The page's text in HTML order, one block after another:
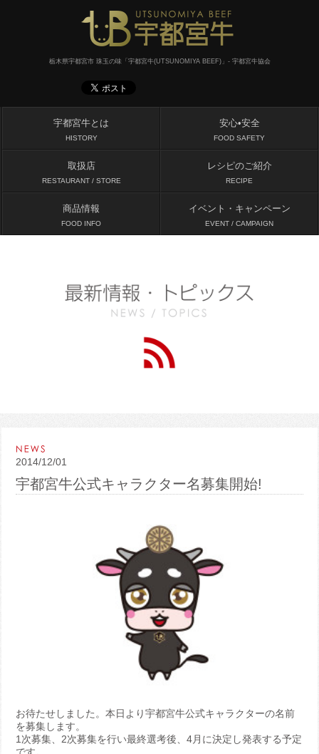
栃木県宇都宮市 珠玉の味「宇都宮牛(UTSUNOMIYA BEEF)」- 宇都宮牛協会
宇都宮牛とは
HISTORY
安心•安全
FOOD SAFETY
取扱店
RESTAURANT / STORE
レシピのご紹介
RECIPE
商品情報
FOOD INFO
イベント・キャンペーン
EVENT / CAMPAIGN
2014/12/01
宇都宮牛公式キャラクター名募集開始!
お待たせしました。本日より宇都宮牛公式キャラクターの名前
を募集します。
1次募集、2次募集を行い最終選考後、4月に決定し発表する予定
です。